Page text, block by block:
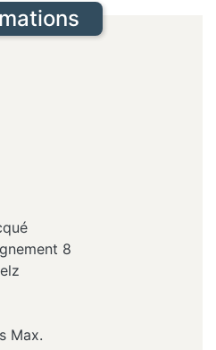
8
Max.